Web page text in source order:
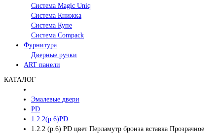
Система Magic Uniq
Система Книжка
Система Купе
Система Compack
Фурнитура
Дверные ручки
ART панели
КАТАЛОГ
Эмалевые двери
PD
1.2.2(р.6)PD
1.2.2 (р.6) PD цвет Перламутр бронза вставка Прозрачное